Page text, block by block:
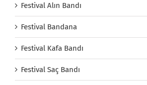
Festival Alın Bandı
Festival Bandana
Festival Kafa Bandı
Festival Saç Bandı